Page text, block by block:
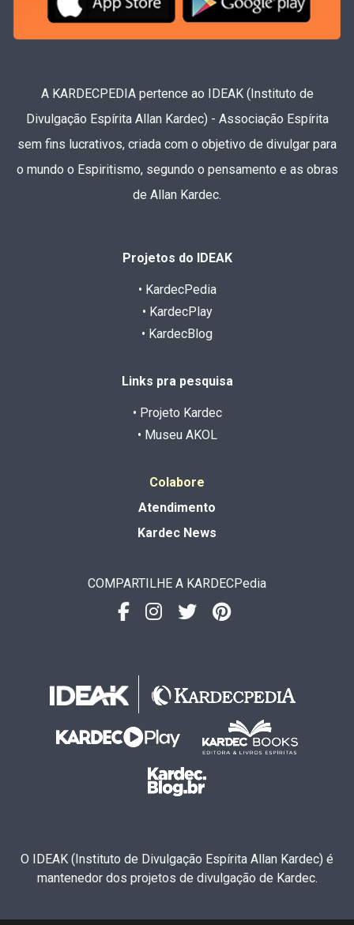
A KARDECPEDIA pertence ao IDEAK (Instituto de
Divulgação Espírita Allan Kardec) - Associação Espírita
sem fins lucrativos, criada com o objetivo de divulgar para
o mundo o Espiritismo, segundo o pensamento e as obras
de Allan Kardec.
Projetos do IDEAK
• KardecPedia
• KardecPlay
• KardecBlog
Links pra pesquisa
• Projeto Kardec
• Museu AKOL
Colabore
Atendimento
Kardec News
COMPARTILHE A KARDECPedia
O IDEAK (Instituto de Divulgação Espírita Allan Kardec) é
mantenedor dos projetos de divulgação de Kardec.